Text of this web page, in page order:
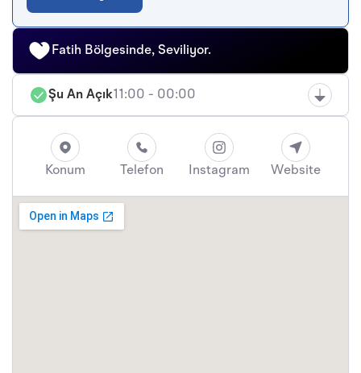
Fatih Bölgesinde, Seviliyor.
Şu An Açık11:00 - 00:00
Konum Telefon Instagram Website